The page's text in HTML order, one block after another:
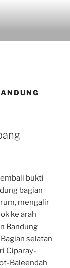
bukti
bagian
mengalir
ke arah
Bandung
selatan
Ciparay-
Baleendah